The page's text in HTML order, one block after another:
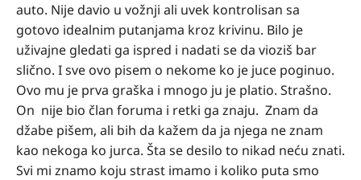
auto. Nije davio u vožnji ali uvek kontrolisan sa
gotovo idealnim putanjama kroz krivinu. Bilo je
uživajne gledati ga ispred i nadati se da vioziš bar
slično. I sve ovo pisem o nekome ko je juce poginuo.
Ovo mu je prva graška i mnogo ju je platio. Strašno.
On nije bio član foruma i retki ga znaju. Znam da
džabe pišem, ali bih da kažem da ja njega ne znam
kao nekoga ko jurca. Šta se desilo to nikad neću znati.
Svi mi znamo koju strast imamo i koliko puta smo